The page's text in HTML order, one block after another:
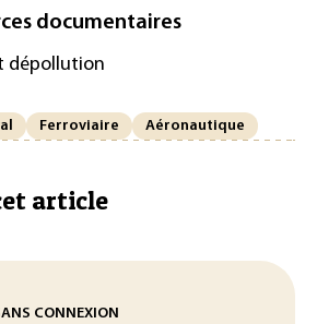
documentaires
dépollution
Ferroviaire Aéronautique
article
CONNEXION